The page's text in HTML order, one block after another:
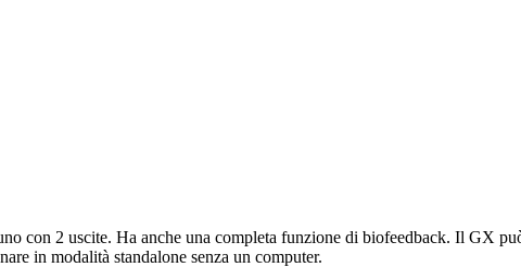
con 2 uscite. Ha anche una completa funzione di biofeedback. Il GX
in modalità standalone senza un computer.